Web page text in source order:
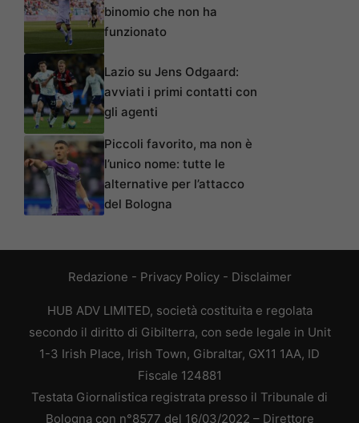
binomio che non ha
funzionato
Lazio su Jens Odgaard:
avviati i primi contatti con
gli agenti
Piccoli favorito, ma non è
l’unico nome: tutte le
alternative per l’attacco
del Bologna
Redazione - Privacy Policy- Disclaimer
HUB ADV LIMITED, società costituita e regolata
secondo il diritto di Gibilterra, con sede legale in Unit
1-3 Irish Place, Irish Town, Gibraltar, GX11 1AA, ID
Fiscale 124881
Testata Giornalistica registrata presso il Tribunale di
Bologna con n°8577 del 16/03/2022 – Direttore